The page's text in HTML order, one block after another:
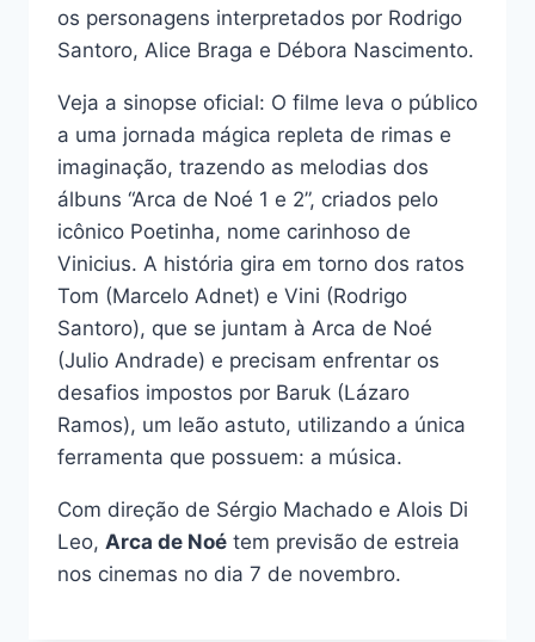
os personagens interpretados por Rodrigo
Santoro, Alice Braga e Débora Nascimento.
Veja a sinopse oficial: O filme leva o público
a uma jornada mágica repleta de rimas e
imaginação, trazendo as melodias dos
álbuns “Arca de Noé 1 e 2”, criados pelo
icônico Poetinha, nome carinhoso de
Vinicius. A história gira em torno dos ratos
Tom (Marcelo Adnet) e Vini (Rodrigo
Santoro), que se juntam à Arca de Noé
(Julio Andrade) e precisam enfrentar os
desafios impostos por Baruk (Lázaro
Ramos), um leão astuto, utilizando a única
ferramenta que possuem: a música.
Com direção de Sérgio Machado e Alois Di
Leo, Arca de Noé tem previsão de estreia
nos cinemas no dia 7 de novembro.